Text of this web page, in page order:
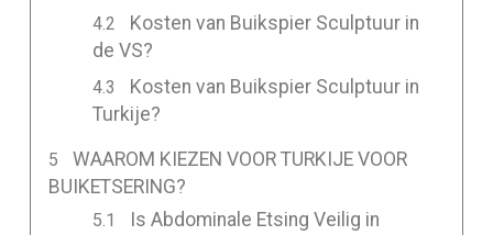
Kosten van Buikspier Sculptuur in
de VS?
Kosten van Buikspier Sculptuur in
Turkije?
WAAROM KIEZEN VOOR TURKIJE VOOR
BUIKETSERING?
Is Abdominale Etsing Veilig in